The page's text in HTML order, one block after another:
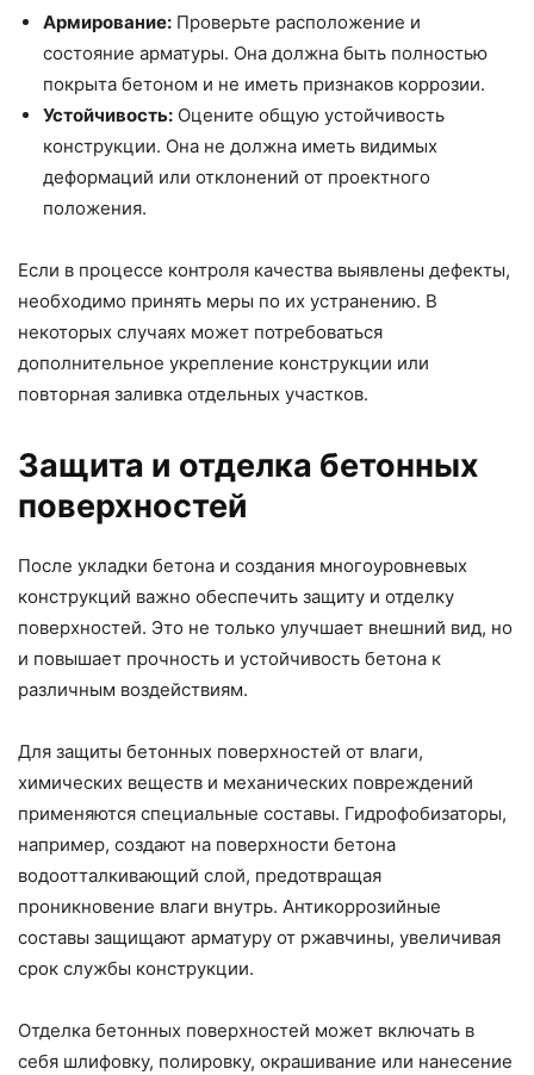
Армирование: Проверьте расположение и
состояние арматуры. Она должна быть полностью
покрыта бетоном и не иметь признаков коррозии.
Устойчивость: Оцените общую устойчивость
конструкции. Она не должна иметь видимых
деформаций или отклонений от проектного
положения.
Если в процессе контроля качества выявлены дефекты,
необходимо принять меры по их устранению. В
некоторых случаях может потребоваться
дополнительное укрепление конструкции или
повторная заливка отдельных участков.
Защита и отделка бетонных
поверхностей
После укладки бетона и создания многоуровневых
конструкций важно обеспечить защиту и отделку
поверхностей. Это не только улучшает внешний вид, но
и повышает прочность и устойчивость бетона к
различным воздействиям.
Для защиты бетонных поверхностей от влаги,
химических веществ и механических повреждений
применяются специальные составы. Гидрофобизаторы,
например, создают на поверхности бетона
водоотталкивающий слой, предотвращая
проникновение влаги внутрь. Антикоррозийные
составы защищают арматуру от ржавчины, увеличивая
срок службы конструкции.
Отделка бетонных поверхностей может включать в
себя шлифовку, полировку, окрашивание или нанесение